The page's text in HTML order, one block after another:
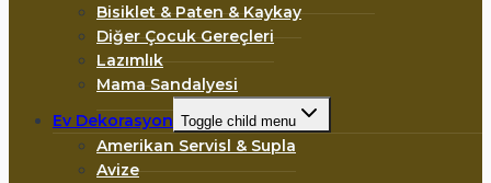
Bisiklet & Paten & Kaykay
Diğer Çocuk Gereçleri
Lazımlık
Mama Sandalyesi
Ev Dekorasyon Toggle child menu
Amerikan Servisl & Supla
Avize